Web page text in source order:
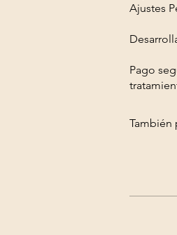
Ajustes
Pago
También